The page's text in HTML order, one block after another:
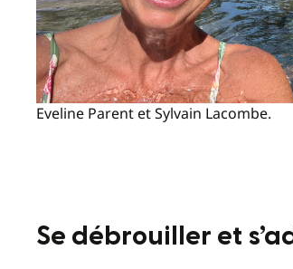
Eveline Parent et Sylvain Lacombe.
Se débrouiller et